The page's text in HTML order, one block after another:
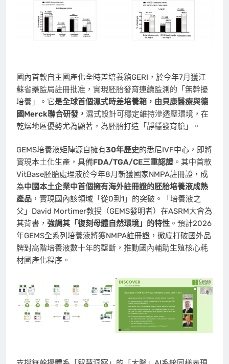
國內首款自主國產化全時差培養箱GERI，於今年7月獲江
蘇省藥監局註冊批准，實現胚胎發育連續監測的「無幹擾
培養」。它是全球首個濕式時差培養箱，由貝康醫療與德
國Merck聯合研發， 濕式設計可穩定維持滲透壓環境，在
乾燥地區優勢尤為顯著，為胚胎打造「靜穩發育艙」。
GEMS培養液矩陣源自擁有30年歷史的悉尼IVF中心，即將
實現本土化生產，具備FDA/TGA/CE三重認證。其中首款
VitBase胚胎處理液於今年8月斬獲國家NMPA註冊證，成
為中國本土企業中首個擁有海外註冊證的胚胎培養液成熟
產品 ，實現國內該領域「從0到1」的突破。「培養液之
父」David Mortimer教授（GEMS發明者）在ASRM大會為
其背書， 強調其「復刻母體自然環境」的特性 。預計2026
年GEMS全系列培養液將獲NMPA註冊證，徹底打破國外品
牌對高階培養液數十年的壟斷，推動國內輔助生殖核心耗
材國產化程序。